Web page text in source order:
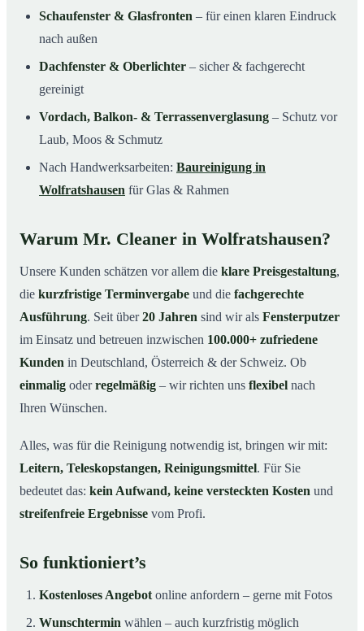
Schaufenster & Glasfronten – für einen klaren Eindruck
nach außen
Dachfenster & Oberlichter – sicher & fachgerecht
gereinigt
Vordach, Balkon- & Terrassenverglasung – Schutz vor
Laub, Moos & Schmutz
Nach Handwerksarbeiten: Baureinigung in
Wolfratshausen für Glas & Rahmen
Warum Mr. Cleaner in Wolfratshausen?
Unsere Kunden schätzen vor allem die klare Preisgestaltung,
die kurzfristige Terminvergabe und die fachgerechte
Ausführung. Seit über20 Jahren sind wir als Fensterputzer
im Einsatz und betreuen inzwischen 100.000+ zufriedene
Kunden in Deutschland, Österreich & der Schweiz. Ob
einmalig oderregelmäßig – wir richten uns flexibel nach
Ihren Wünschen.
Alles, was für die Reinigung notwendig ist, bringen wir mit:
Leitern, Teleskopstangen, Reinigungsmittel. Für Sie
bedeutet das: kein Aufwand, keine versteckten Kosten und
streifenfreie Ergebnisse vom Profi.
So funktioniert’s
Kostenloses Angebot online anfordern – gerne mit Fotos
Wunschtermin wählen – auch kurzfristig möglich